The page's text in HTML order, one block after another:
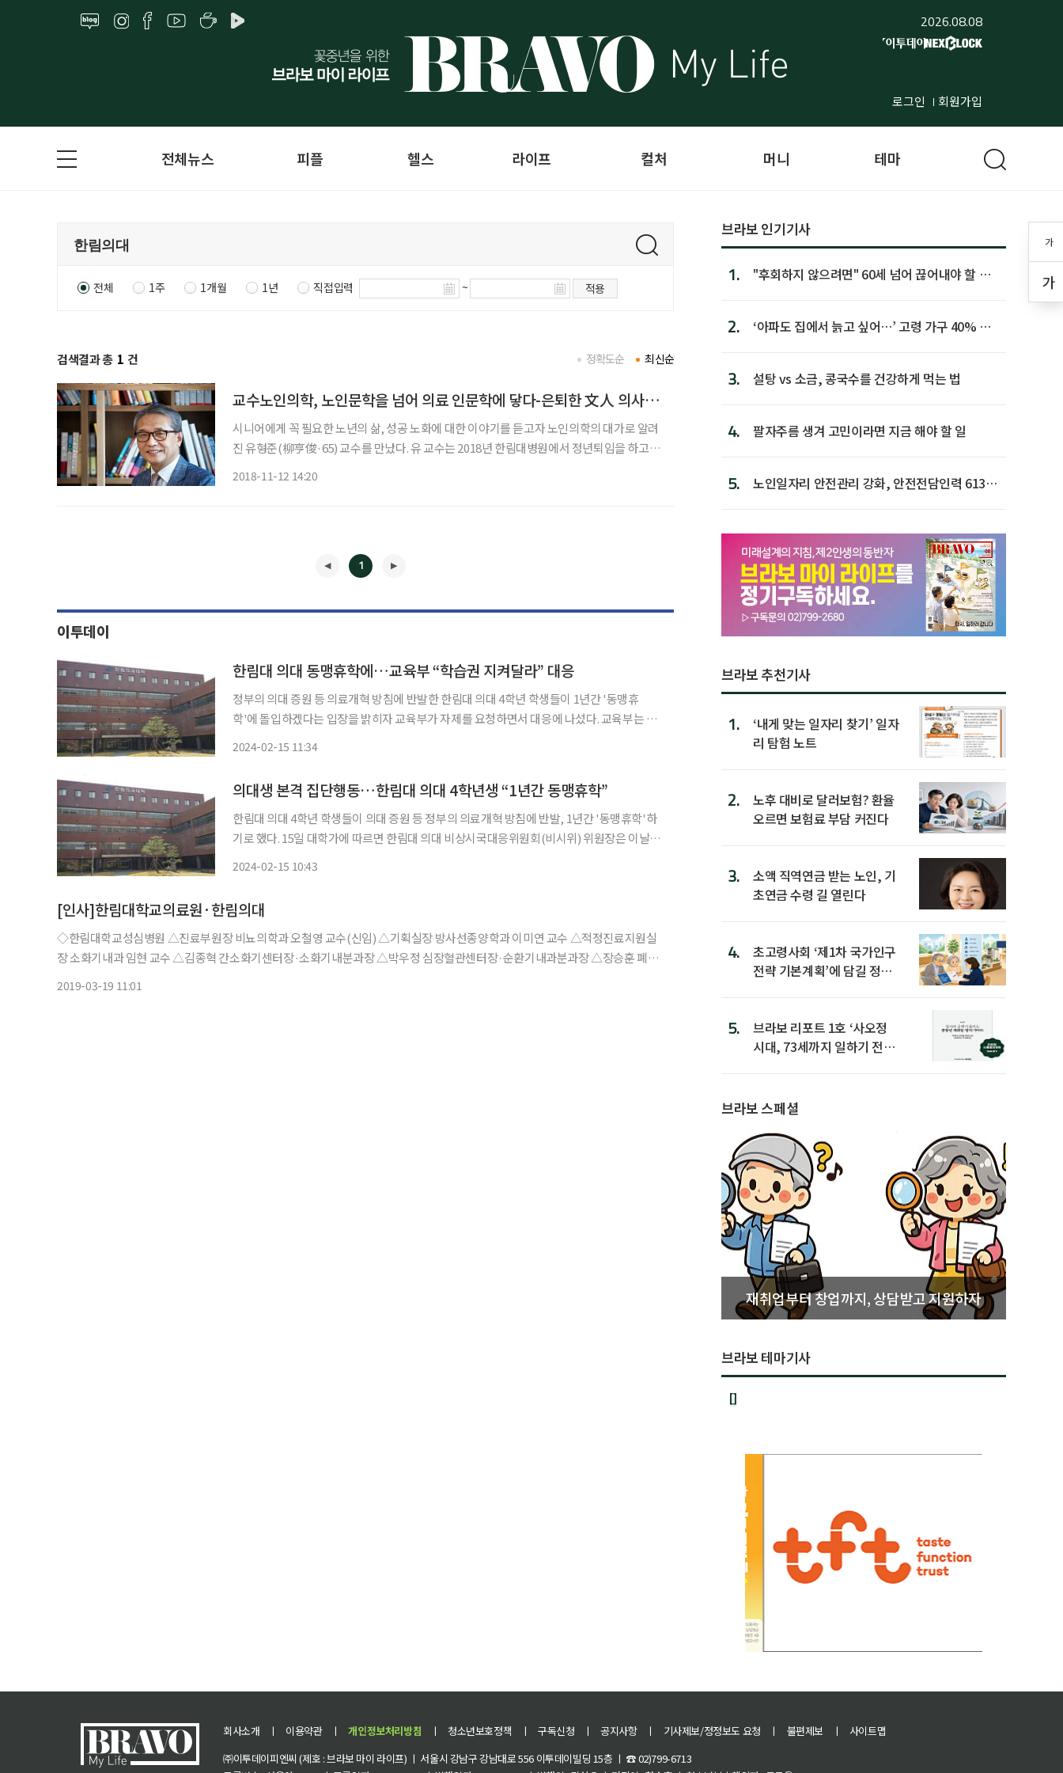
2026.08.08
로그인 회원가입
가
가
전체뉴스 피플 헬스 라이프 컬처 머니 테마
전체 1주 1개월 1년 직접입력 ~ 적용
검색결과 총 1 건 최신순
정확도순
교수노인의학, 노인문학을 넘어 의료 인문학에 닿다-은퇴한 文人 의사 유형준
시니어에게 꼭 필요한 노년의 삶, 성공 노화에 대한 이야기를 듣고자 노인의학의 대가로 알려
진 유형준(柳亨俊·65) 교수를 만났다. 유 교수는 2018년 한림대병원에서 정년퇴임을 하고 현
2018-11-12 14:20
1
이투데이
한림대 의대 동맹휴학에…교육부 “학습권 지켜달라” 대응
정부의 의대 증원 등 의료개혁 방침에 반발한 한림대 의대 4학년 학생들이 1년간 '동맹휴
학'에 돌입하겠다는 입장을 밝히자 교육부가 자제를 요청하면서 대응에 나섰다. 교육부는 15
2024-02-15 11:34
의대생 본격 집단행동…한림대 의대 4학년생 “1년간 동맹휴학”
한림대 의대 4학년 학생들이 의대 증원 등 정부의 의료개혁 방침에 반발, 1년간 '동맹휴학'하
기로 했다. 15일 대학가에 따르면 한림대 의대 비상시국대응위원회(비시위) 위원장은 이날
2024-02-15 10:43
[인사]한림대학교의료원·한림의대
◇한림대학교성심병원 △진료부원장 비뇨의학과 오철영 교수(신임) △기획실장 방사선종양학과 이미연 교수 △적정진료지원실
장 소화기내과 임현 교수 △김종혁 간소화기센터장·소화기내분과장 △박우정 심장혈관센터장·순환기내과분과장 △장승훈 폐센
2019-03-19 11:01
브라보 인기기사
1.
"후회하지 않으려면" 60세 넘어 끊어내야 할 사
2.
‘아파도 집에서 늙고 싶어…’ 고령 가구 40% 노
3. 설탕 vs 소금, 콩국수를 건강하게 먹는 법
4. 팔자주름 생겨 고민이라면 지금 해야 할 일
5.
노인일자리 안전관리 강화, 안전전담인력 613명
브라보 추천기사
1.
‘내게 맞는 일자리 찾기’ 일자
리 탐험 노트
2.
노후 대비로 달러보험? 환율
오르면 보험료 부담 커진다
3.
소액 직역연금 받는 노인, 기
초연금 수령 길 열린다
4.
초고령사회 ‘제1차 국가인구
전략 기본계획’에 담길 정책
5.
브라보 리포트 1호 ‘사오정
시대, 73세까지 일하기 전략’
브라보 스페셜
재취업부터 창업까지, 상담받고 지원하자
브라보 테마기사
[]
회사소개 ㅣ 이용약관 ㅣ 개인정보처리방침 ㅣ 청소년보호정책 ㅣ 구독신청 ㅣ 공지사항 ㅣ 기사제보/정정보도 요청 ㅣ 불편제보 ㅣ
사이트맵
㈜이투데이피엔씨 (제호 : 브라보 마이 라이프) ㅣ 서울시 강남구 강남대로 556 이투데이빌딩 15층 ㅣ ☎ 02)799-6713